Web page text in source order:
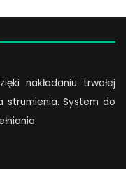
nakładaniu trwałej
strumienia. System do